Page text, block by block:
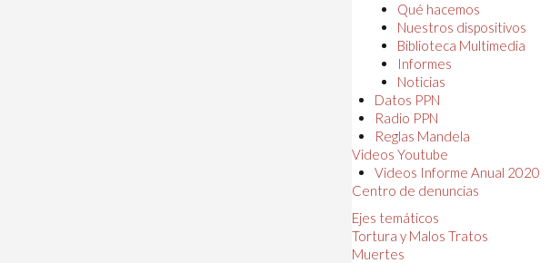
Qué hacemos
Nuestros dispositivos
Biblioteca Multimedia
Informes
Noticias
Datos PPN
Radio PPN
Reglas Mandela
Videos Youtube
Videos Informe Anual 2020
Centro de denuncias
Ejes temáticos
Tortura y Malos Tratos
Muertes